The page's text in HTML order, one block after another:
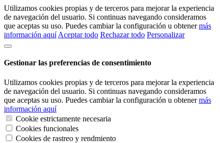
Utilizamos cookies propias y de terceros para mejorar la experiencia
de navegación del usuario. Si continuas navegando consideramos
que aceptas su uso. Puedes cambiar la configuración u obtenermás
información aquí Aceptar todo Rechazar todo Personalizar
Gestionar las preferencias de consentimiento
Utilizamos cookies propias y de terceros para mejorar la experiencia
de navegación del usuario. Si continuas navegando consideramos
que aceptas su uso. Puedes cambiar la configuración u obtenermás
información aquí
Cookie estrictamente necesaria
Cookies funcionales
Cookies de rastreo y rendmiento